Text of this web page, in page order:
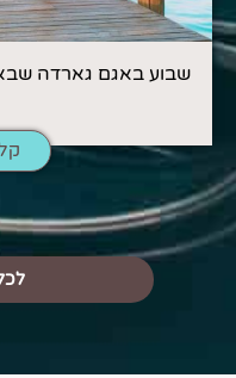
שבוע באגם גארדה